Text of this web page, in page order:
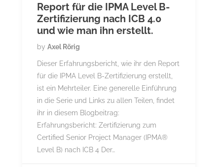
Report für die IPMA Level B-
Zertifizierung nach ICB 4.0
und wie man ihn erstellt.
by Axel Rörig
Dieser Erfahrungsbericht, wie ihr den Report
für die IPMA Level B-Zertifizierung erstellt,
ist ein Mehrteiler. Eine generelle Einführung
in die Serie und Links zu allen Teilen, findet
ihr in diesem Blogbeitrag:
Erfahrungsbericht: Zertifizierung zum
Certified Senior Project Manager (IPMA®
Level B) nach ICB 4 Der…